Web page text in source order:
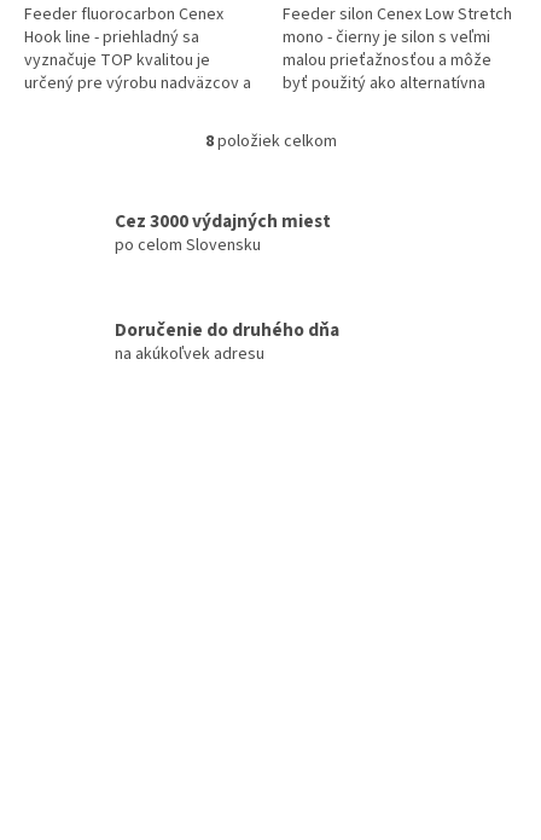
Feeder fluorocarbon Cenex
Hook line - priehladný sa
vyznačuje TOP kvalitou je
určený pre výrobu nadväzcov a
Feeder silon Cenex Low Stretch
mono - čierny je silon s veľmi
malou prieťažnosťou a môže
byť použitý ako alternatívna
O
á
e
8položiek celkom
Cez 3000 výdajných miest
po celom Slovensku
Doručenie do druhého dňa
na akúkoľvek adresu